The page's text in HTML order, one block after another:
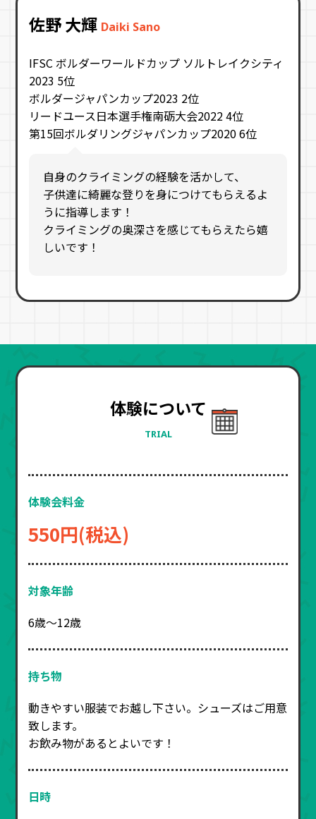
佐野 大輝 Daiki Sano
IFSC ボルダーワールドカップ ソルトレイクシティ
2023 5位
ボルダージャパンカップ2023 2位
リードユース日本選手権南砺大会2022 4位
第15回ボルダリングジャパンカップ2020 6位
自身のクライミングの経験を活かして、
子供達に綺麗な登りを身につけてもらえるよ
うに指導します！
クライミングの奥深さを感じてもらえたら嬉
しいです！
体験について
TRIAL
体験会料金
550円(税込)
対象年齢
6歳〜12歳
持ち物
動きやすい服装でお越し下さい。シューズはご用意
致します。
お飲み物があるとよいです！
日時